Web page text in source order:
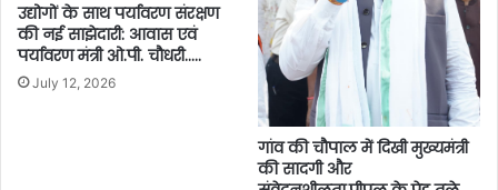
उद्योगों के साथ पर्यावरण संरक्षण
की नई साझेदारी: आवास एवं
पर्यावरण मंत्री ओ.पी. चौधरी…..
July 12, 2026
गांव की चौपाल में दिखी मुख्यमंत्री
की सादगी और